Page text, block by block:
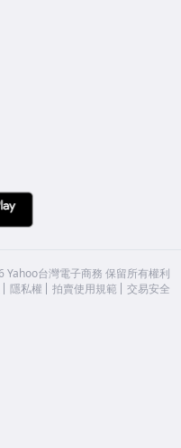
Yahoo台灣電子商務 保留所有權利
隱私權 拍賣使用規範 交易安全